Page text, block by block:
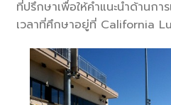
ที่ปรึกษาเพื่อให้คำแนะนำด้านก
เวลาที่ศึกษาอยู่ที่ California